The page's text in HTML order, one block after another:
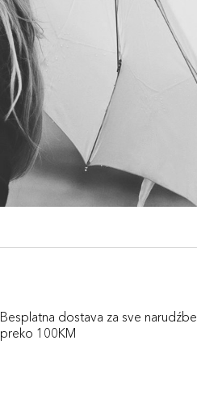
Besplatna dostava za sve narudźbe
preko 100KM